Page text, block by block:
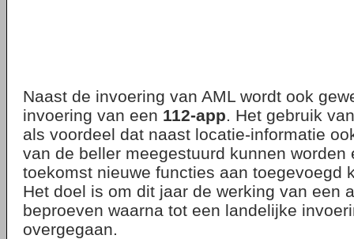
Naast de invoering van AML wordt ook
invoering van een 112-app. Het gebruik
als voordeel dat naast locatie-informatie
van de beller meegestuurd kunnen worden
toekomst nieuwe functies aan toegevoegd
Het doel is om dit jaar de werking van een
beproeven waarna tot een landelijke
overgegaan.